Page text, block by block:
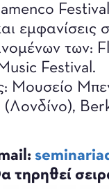
εμφανίσεις
των:
Festival.
Μουσείο
(Λονδίνο),